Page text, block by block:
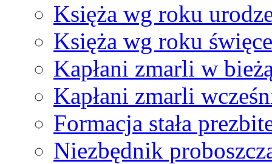
Księża wg roku
Księża wg roku
Kapłani zmarli w
Kapłani zmarli
Formacja stała
Niezbędnik